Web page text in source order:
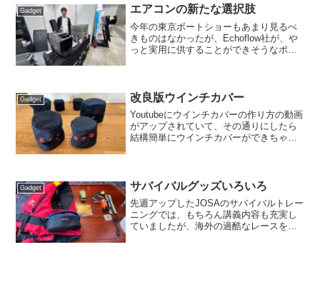
っすぐ風上に走るというのをやっ...
Gadget エアコンの新たな選択肢
今年の東京ボートショーもあまり見るべ
きものはなかったが、Echoflow社が、や
っと実用に供することができそうなポー
の選択肢は、高価...
Gadget 改良版ウインチカバー
Youtubeにウインチカバーの作り方の動画
がアップされていて、その通りにしたら
結構簡単にウインチカバーができちゃっ
ているので...
Gadget サバイバルグッズいろいろ
先週アップしたJOSAのサバイバルトレー
ニングでは、もちろん講義内容も充実し
ていましたが、海外の過酷なレースを転